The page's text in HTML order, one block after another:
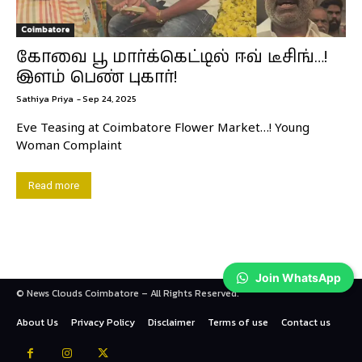
Coimbatore
கோவை பூ மார்க்கெட்டில் ஈவ் டீசிங்…!
இளம் பெண் புகார்!
Sathiya Priya -Sep 24, 2025
Eve Teasing at Coimbatore Flower Market…! Young
Woman Complaint
Read more
© News Clouds Coimbatore – All Rights Reserved.
About Us
Privacy Policy Disclaimer Terms of use Contact us
Join WhatsApp